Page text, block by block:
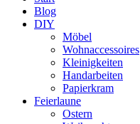
Blog
DIY
Möbel
Wohnaccessoires
Kleinigkeiten
Handarbeiten
Papierkram
Feierlaune
Ostern